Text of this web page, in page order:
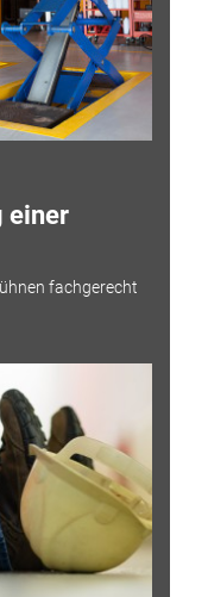
einer
fachgerecht